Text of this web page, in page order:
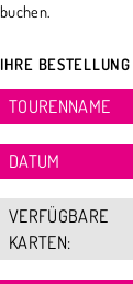
buchen.
IHRE BESTELLUNG
TOURENNAME
DATUM
VERFÜGBARE
KARTEN: